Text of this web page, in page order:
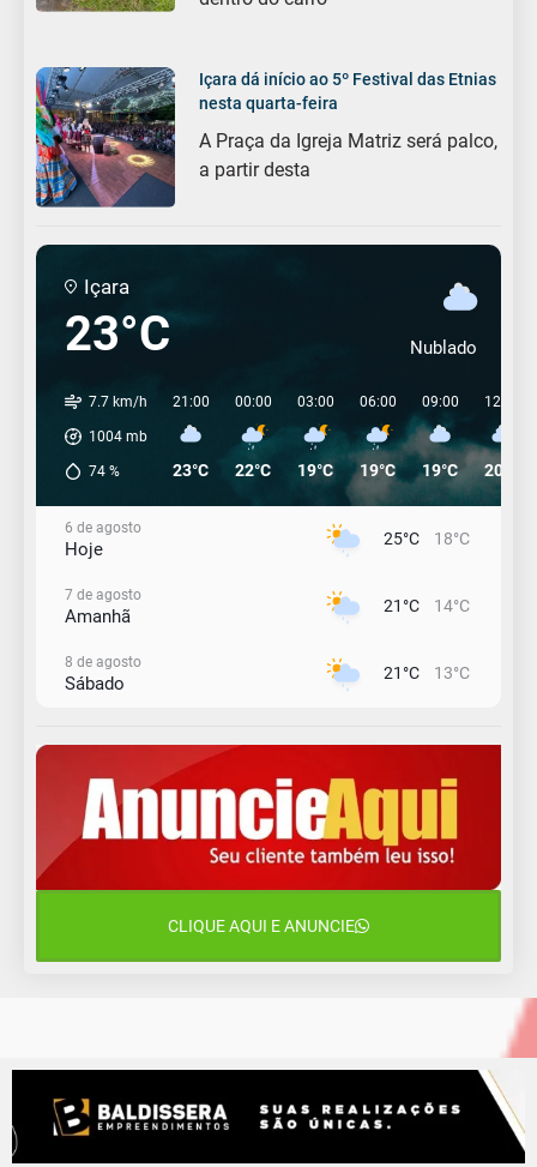
Içara dá início ao 5º Festival das Etnias
nesta quarta-feira
A Praça da Igreja Matriz será palco,
a partir desta
Içara
23°C Nublado
7.7 km/h
1004 mb
74 %
21:00
23°C
00:00
22°C
03:00
19°C
06:00
19°C
09:00
19°C
12:00
20°C
6 de agosto
Hoje 25°C 18°C
7 de agosto
Amanhã 21°C 14°C
8 de agosto
Sábado 21°C 13°C
Domingo
10 de agosto
Segunda-Feira
CLIQUE AQUI E ANUNCIE